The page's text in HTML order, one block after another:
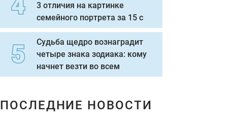
3 отличия на картинке
семейного портрета за 15 с
Судьба щедро вознаградит
четыре знака зодиака: кому
начнет везти во всем
ПОСЛЕДНИЕ НОВОСТИ